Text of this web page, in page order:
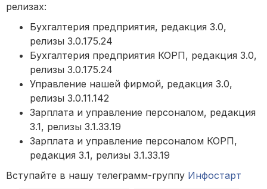
релизах:
Бухгалтерия предприятия, редакция 3.0,
релизы 3.0.175.24
Бухгалтерия предприятия КОРП, редакция 3.0,
релизы 3.0.175.24
Управление нашей фирмой, редакция 3.0,
релизы 3.0.11.142
Зарплата и управление персоналом, редакция
3.1, релизы 3.1.33.19
Зарплата и управление персоналом КОРП,
редакция 3.1, релизы 3.1.33.19
Вступайте в нашу телеграмм-группу Инфостарт